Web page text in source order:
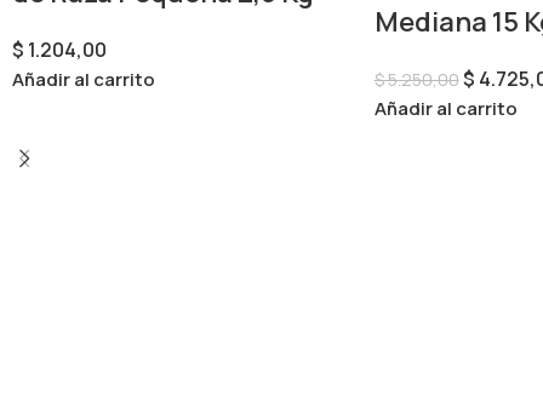
$ 1.204,00
Añadir al carrito
Mediana 15
$5.250,00$
Añadir al carrito